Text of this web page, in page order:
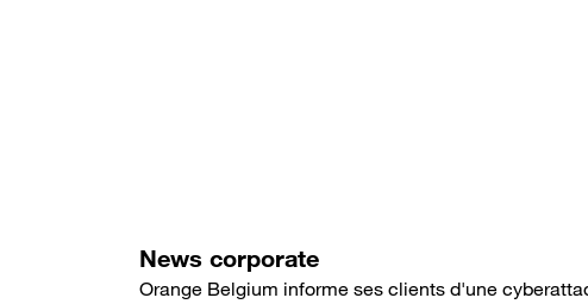
News corporate
Orange Belgium informe ses clients d'une